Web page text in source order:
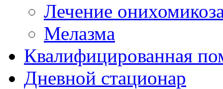
Лечение
Мелазма
Квалифицированная
Дневной стационар